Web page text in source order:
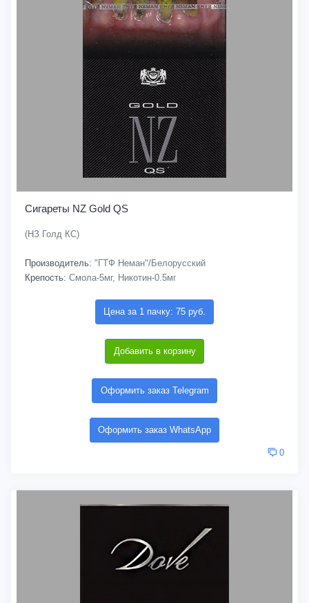
Сигареты NZ Gold QS
(НЗ Голд КС)
Производитель: "ГТФ Неман"/Белорусский
Крепость: Смола-5мг, Никотин-0.5мг
Цена за 1 пачку: 75 руб.
Добавить в корзину
Оформить заказ Telegram
Оформить заказ WhatsApp
0